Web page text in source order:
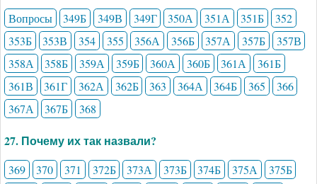
Вопросы 349Б 349В 349Г 350А 351А 351Б
352
353Б
353В 354 355 356А 356Б 357А 357Б
357В
358А
358Б 359А 359Б 360А 360Б 361А
361Б
361В
361Г 362А 362Б 363 364А 364Б 365
366
367А
367Б 368
27. Почему их так назвали?
369 370 371 372Б 373А 373Б 374Б 375А
375Б